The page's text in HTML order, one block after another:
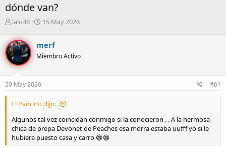
dónde van?
A
t
o
r
d
e
l
e
a
lalo48
F
h
a
e
i
o
15 May 2026
merf
Miembro Activo
20 May 2026 #61
El Padrino dijo:
Algunos tal vez coincidan conmigo si la conocieron . . A la hermosa
chica de prepa Devonet de Peaches esa morra estaba uufff yo si le
hubiera puesto casa y carro 😁😁